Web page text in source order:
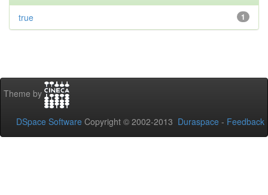
1
true
Theme by
DSpace Software Copyright © 2002-2013 Duraspace - Feedback